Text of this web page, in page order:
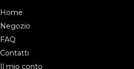
Home
Negozio
FAQ
Contatti
Il mio conto